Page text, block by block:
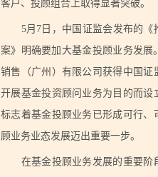
客户、投顾组合上取得显著突破。
5月7日，中国证监会发布的《
案》明确要加大基金投顾业务发展
销售（广州）有限公司获得中国
开展基金投资顾问业务为目的而
标志着基金投顾业务已形成可行
顾业务业态发展迈出重要一步。
在基金投顾业务发展的重要阶